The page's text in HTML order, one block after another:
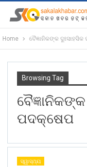
Home ବୈଜ୍ଞାନିକଙ୍କ
Browsing Tag
ପଦକ୍ଷେପ
ସ୍ୱାସ୍ଥ୍ୟ